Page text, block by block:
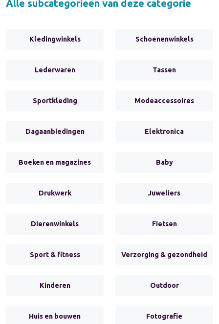
Alle subcategorieën van deze categorie
Kledingwinkels Schoenenwinkels
Lederwaren Tassen
Sportkleding Modeaccessoires
Dagaanbiedingen Elektronica
Boeken en magazines Baby
Drukwerk Juweliers
Dierenwinkels Fietsen
Sport & fitness Verzorging & gezondheid
Kinderen Outdoor
Huis en bouwen Fotografie